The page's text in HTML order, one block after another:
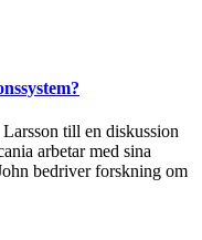
till en diskussion
arbetar med sina
bedriver forskning om